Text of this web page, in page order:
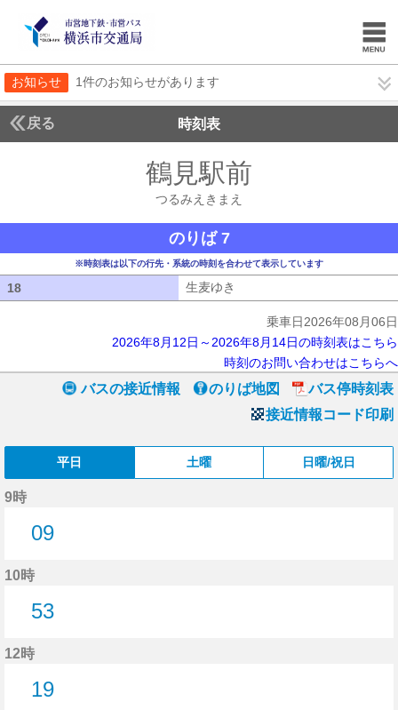
お知らせ 1件のお知らせがあります
戻る 時刻表
鶴見駅前
つるみえきまえ
のりば 7
※時刻表は以下の行先・系統の時刻を合わせて表示しています
18 生麦ゆき
乗車日2026年08月06日
2026年8月12日～2026年8月14日の時刻表はこちら
時刻のお問い合わせはこちらへ
バスの接近情報 のりば地図
バス停時刻表
接近情報コード印刷
平日 土曜 日曜/祝日
9時
09
10時
53
12時
19